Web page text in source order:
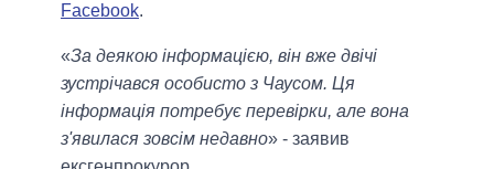
Facebook.
«За деякою інформацією, він вже двічі
зустрічався особисто з Чаусом. Ця
інформація потребує перевірки, але вона
з'явилася зовсім недавно» - заявив